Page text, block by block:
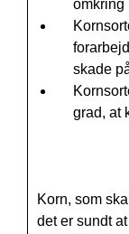
omkring
skade
grad, at
Korn, som
det er sundt